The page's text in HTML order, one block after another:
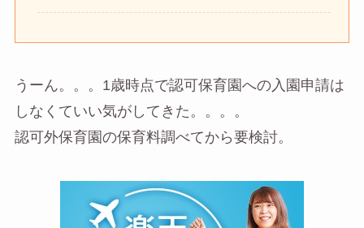
うーん。。。1歳時点で認可保育園への入園申請は
しなくていい気がしてきた。。。。
認可外保育園の保育料調べてから要検討。